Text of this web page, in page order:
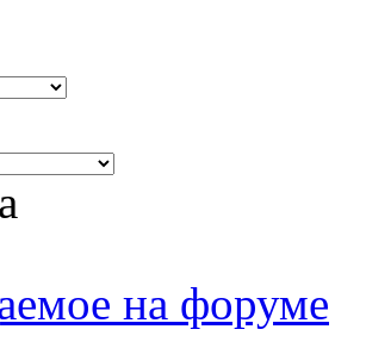
на форуме